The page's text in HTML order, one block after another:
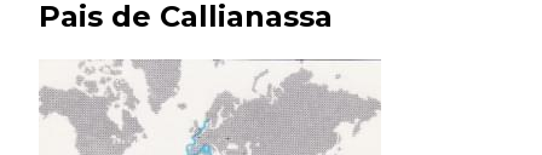
Pais de Callianassa